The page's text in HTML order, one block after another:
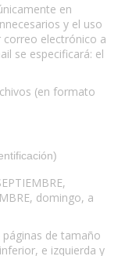
en
y el uso
correo electrónico a
se especificará: el
(en formato
domingo, a
de tamaño
e izquierda y